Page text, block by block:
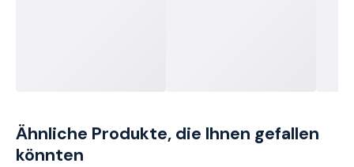
Ähnliche Produkte, die Ihnen gefallen
könnten